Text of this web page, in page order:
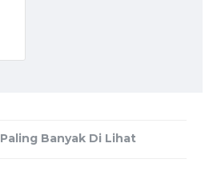
Paling Banyak Di Lihat